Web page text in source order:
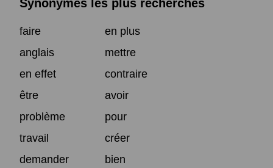
Synonymes les plus recherchés
faire
en plus
anglais
mettre
en effet
contraire
être
avoir
problème
pour
travail
créer
demander
bien